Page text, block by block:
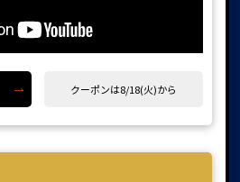
クーポンは8/18(火)から